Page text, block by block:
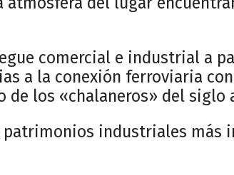
comercial e industrial a
a la conexión ferroviaria
de los «chalaneros» del siglo
patrimonios industriales más